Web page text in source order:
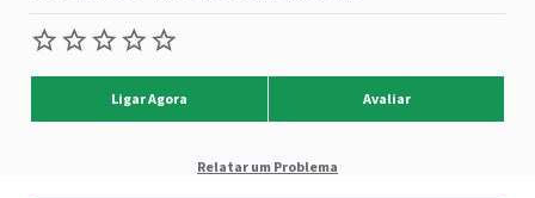
Ligar Agora Avaliar
Relatar um Problema